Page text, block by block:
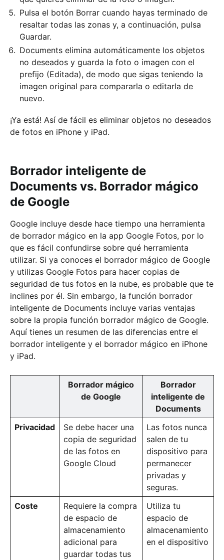
Pulsa el botón Borrar cuando hayas terminado de
resaltar todas las zonas y, a continuación, pulsa
Guardar.
Documents elimina automáticamente los objetos
no deseados y guarda la foto o imagen con el
prefijo (Editada), de modo que sigas teniendo la
imagen original para compararla o editarla de
nuevo.
¡Ya está! Así de fácil es eliminar objetos no deseados
de fotos en iPhone y iPad.
Borrador inteligente de
Documents vs. Borrador mágico
de Google
Google incluye desde hace tiempo una herramienta
de borrador mágico en la app Google Fotos, por lo
que es fácil confundirse sobre qué herramienta
utilizar. Si ya conoces el borrador mágico de Google
y utilizas Google Fotos para hacer copias de
seguridad de tus fotos en la nube, es probable que te
inclines por él. Sin embargo, la función borrador
inteligente de Documents incluye varias ventajas
sobre la propia función borrador mágico de Google.
Aquí tienes un resumen de las diferencias entre el
borrador inteligente y el borrador mágico en iPhone
y iPad.
Borrador mágico
de Google
Borrador
inteligente de
Documents
Privacidad
Se debe hacer una
copia de seguridad
de las fotos en
Google Cloud
Las fotos nunca
salen de tu
dispositivo para
permanecer
privadas y
seguras.
Coste
Requiere la compra
de espacio de
almacenamiento
adicional para
guardar todas tus
Utiliza tu
espacio de
almacenamiento
en el dispositivo